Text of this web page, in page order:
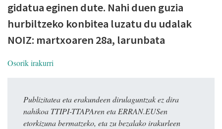
gidatua eginen dute. Nahi duen guzia
hurbiltzeko konbitea luzatu du udalak
NOIZ: martxoaren 28a, larunbata
Osorik irakurri
Publizitatea eta erakundeen dirulaguntzak ez dira
nahikoa TTIPI-TTAPAren eta ERRAN.EUSen
etorkizuna bermatzeko, eta zu bezalako irakurleen